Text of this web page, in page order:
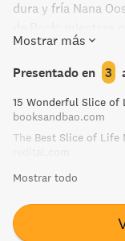
dura y fría Nana
Komatsu, quiere
había ido a vivir a
complejo y
más grandes del
también con
action.
Mostrar más
Presentado en 3
15 Wonderful Slice of
booksandbao.com
The Best Slice of Life
Mostrar todo